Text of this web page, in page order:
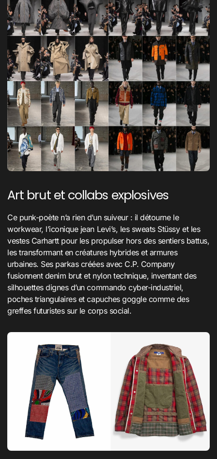
Art brut et collabs explosives
Ce punk-poète n’a rien d’un suiveur : il détourne le
workwear, l’iconique jean Levi’s, les sweats Stüssy et les
vestes Carhartt pour les propulser hors des sentiers battus,
les transformant en créatures hybrides et armures
urbaines. Ses parkas créées avec C.P. Company
fusionnent denim brut et nylon technique, inventant des
silhouettes dignes d’un commando cyber-industriel,
poches triangulaires et capuches goggle comme des
greffes futuristes sur le corps social.